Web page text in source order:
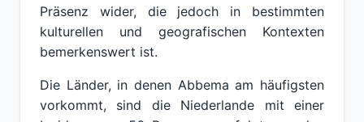
Präsenz wider, die jedoch in bestimmten
kulturellen und geografischen Kontexten
bemerkenswert ist.
Die Länder, in denen Abbema am häufigsten
vorkommt, sind die Niederlande mit einer